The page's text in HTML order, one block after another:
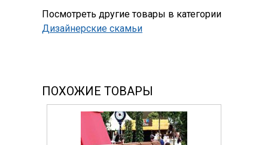
Посмотреть другие товары в категории
Дизайнерские скамьи
ПОХОЖИЕ ТОВАРЫ